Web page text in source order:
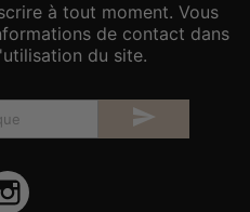
à tout moment. Vous
de contact dans
du site.
